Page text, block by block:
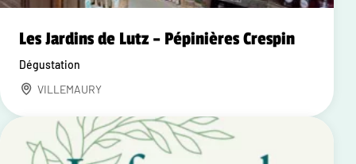
Les Jardins de Lutz – Pépinières Crespin
Dégustation
VILLEMAURY